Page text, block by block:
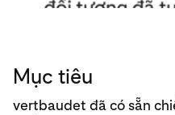
Mục tiêu
vertbaudet đã có sẵn